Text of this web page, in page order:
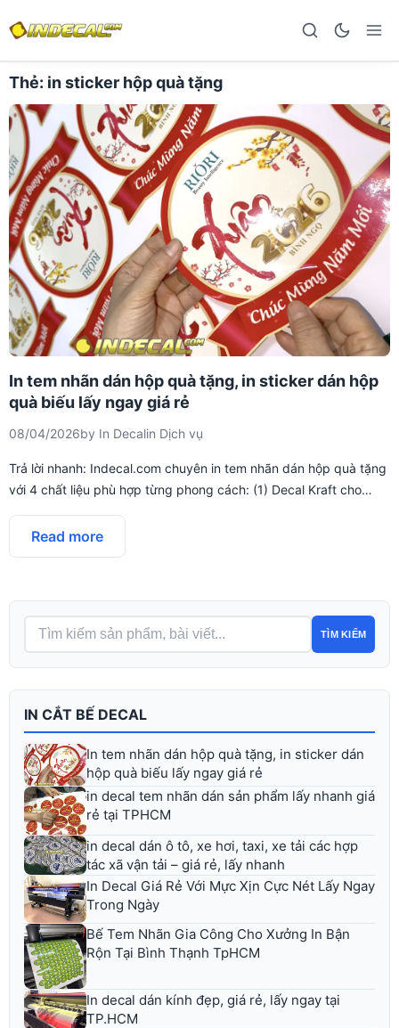
Thẻ: in sticker hộp quà tặng
In tem nhãn dán hộp quà tặng, in sticker dán hộp
quà biếu lấy ngay giá rẻ
08/04/2026by In Decalin Dịch vụ
Trả lời nhanh: Indecal.com chuyên in tem nhãn dán hộp quà tặng
với 4 chất liệu phù hợp từng phong cách: (1) Decal Kraft cho…
Read more
TÌM KIẾM
IN CẮT BẾ DECAL
In tem nhãn dán hộp quà tặng, in sticker dán
hộp quà biếu lấy ngay giá rẻ
in decal tem nhãn dán sản phẩm lấy nhanh giá
rẻ tại TPHCM
in decal dán ô tô, xe hơi, taxi, xe tải các hợp
tác xã vận tải – giá rẻ, lấy nhanh
In Decal Giá Rẻ Với Mực Xịn Cực Nét Lấy Ngay
Trong Ngày
Bế Tem Nhãn Gia Công Cho Xưởng In Bận
Rộn Tại Bình Thạnh TpHCM
In decal dán kính đẹp, giá rẻ, lấy ngay tại
TP.HCM